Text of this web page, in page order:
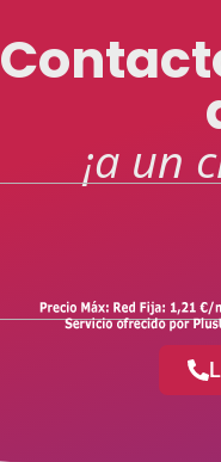
¡a un